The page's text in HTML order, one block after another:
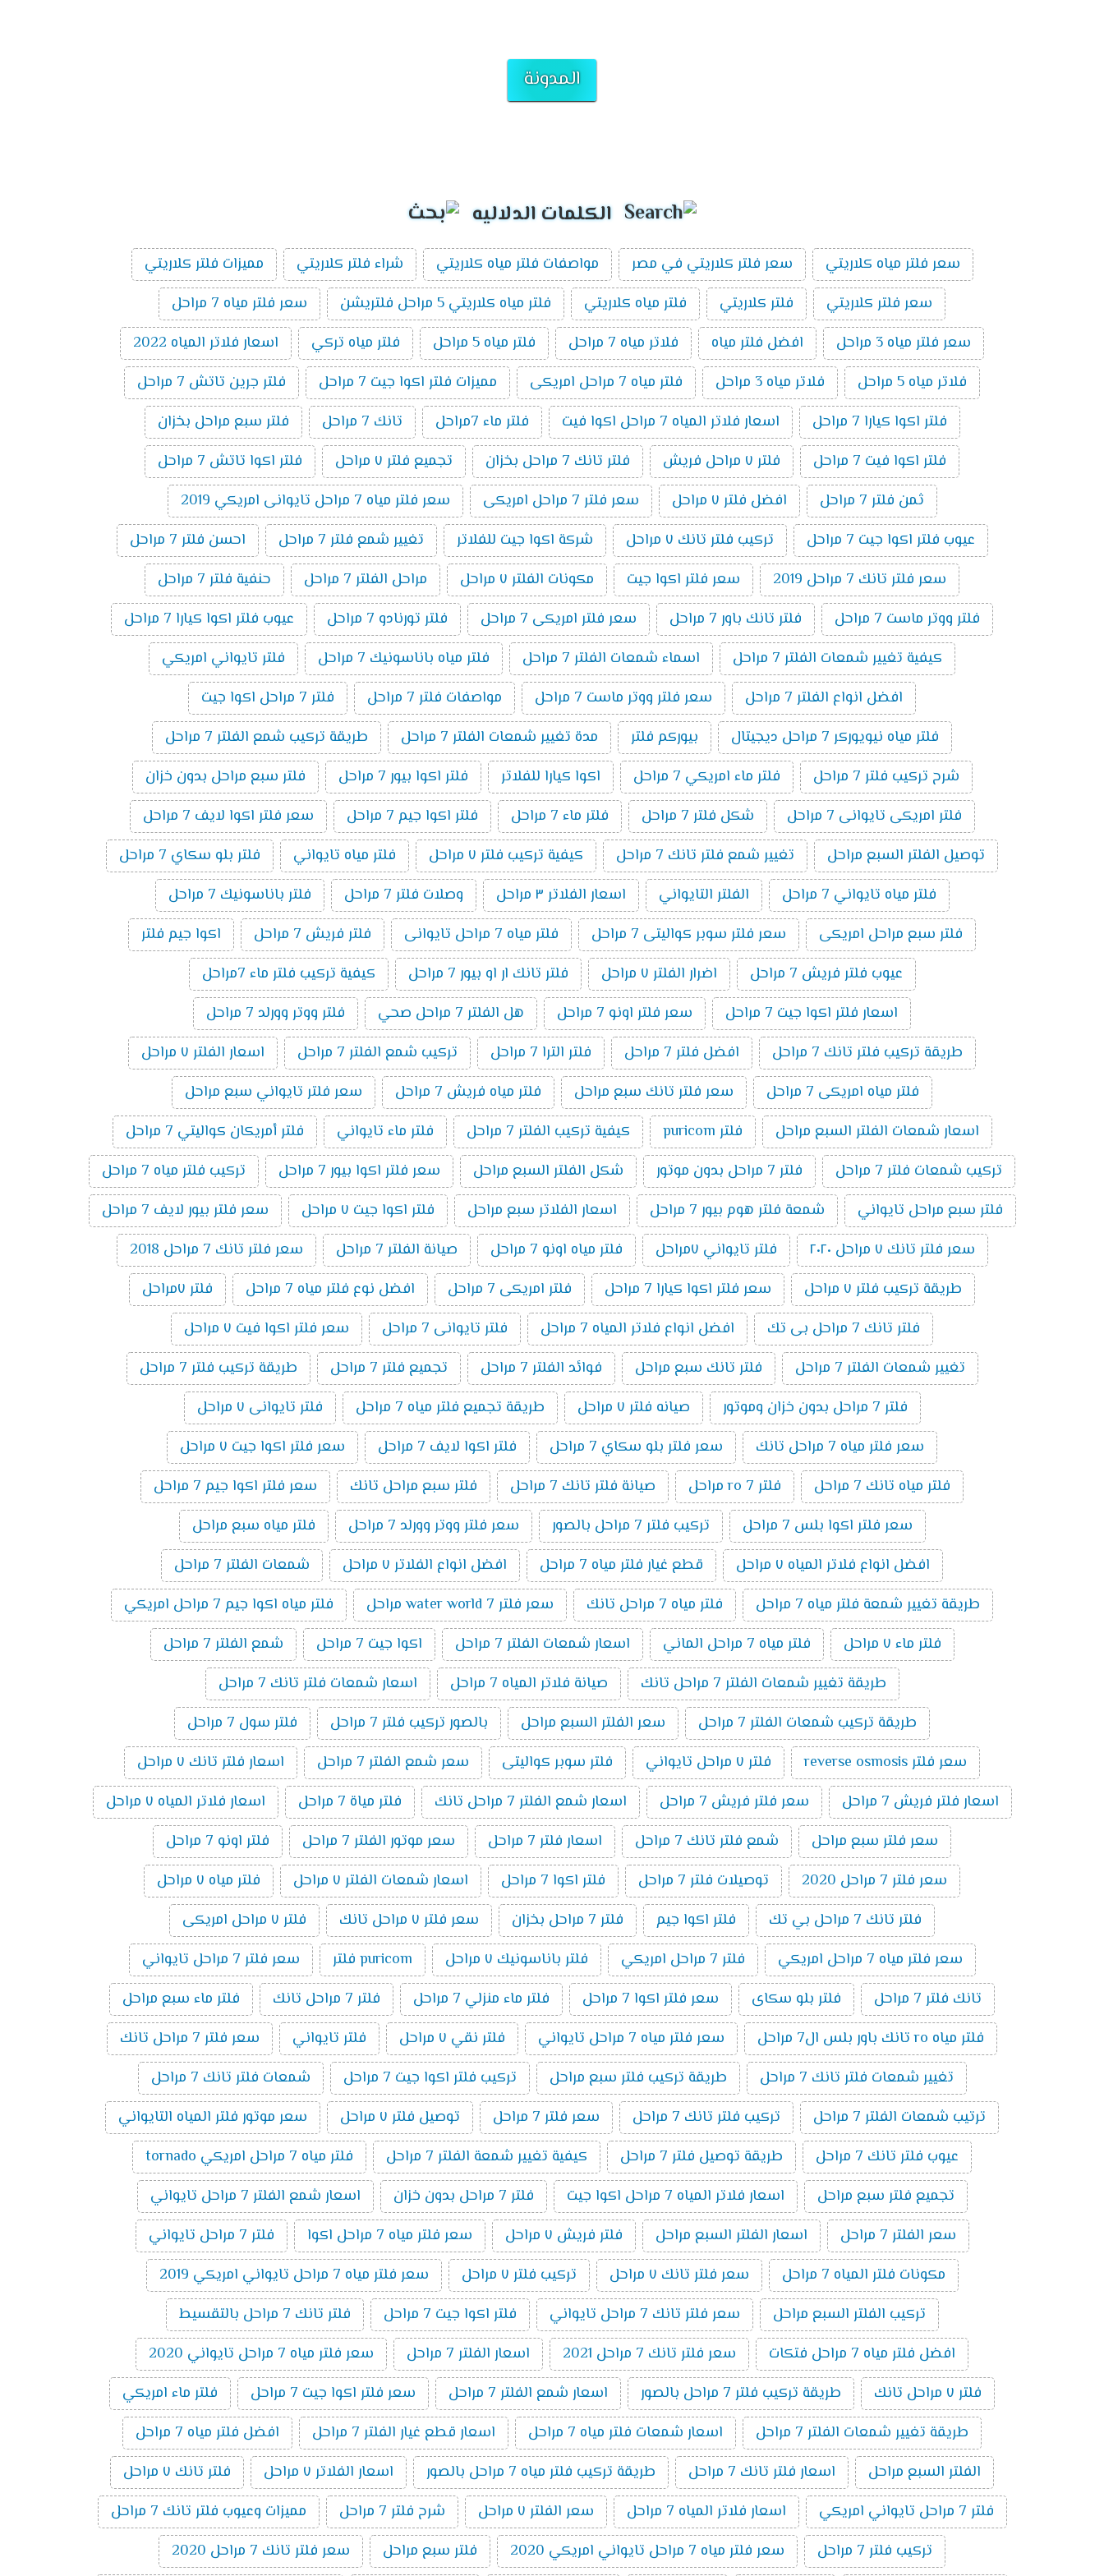
المدونة
الكلمات الدلاليه
سعر فلتر مياه كلاريتي سعر فلتر كلاريتي في مصر مواصفات فلتر مياه كلاريتي شراء فلتر كلاريتي
مميزات فلتر كلاريتي
سعر فلتر كلاريتي
فلتر كلاريتي فلتر مياه كلاريتي فلتر مياه كلاريتي 5 مراحل فلتريشن
سعر فلتر مياه 7 مراحل
سعر فلتر مياه 3 مراحل
افضل فلتر مياه فلاتر مياه 7 مراحل فلتر مياه 5 مراحل فلتر مياه تركي
اسعار فلاتر المياه 2022
فلاتر مياه 5 مراحل
فلاتر مياه 3 مراحل فلتر مياه 7 مراحل امريكى مميزات فلتر اكوا جيت 7 مراحل
فلتر جرين تاتش 7 مراحل
فلتر اكوا كيارا 7 مراحل
اسعار فلاتر المياه 7 مراحل اكوا فيت فلتر ماء 7مراحل تانك 7 مراحل
فلتر سبع مراحل بخزان
فلتر اكوا فيت 7 مراحل
فلتر ٧ مراحل فريش فلتر تانك 7 مراحل بخزان تجميع فلتر ٧ مراحل
فلتر اكوا تاتش 7 مراحل
ثمن فلتر 7 مراحل
افضل فلتر ٧ مراحل سعر فلتر 7 مراحل امريكى
سعر فلتر مياه 7 مراحل تايوانى امريكي 2019
عيوب فلتر اكوا جيت 7 مراحل
تركيب فلتر تانك ٧ مراحل شركة اكوا جيت للفلاتر تغيير شمع فلتر 7 مراحل
احسن فلتر 7 مراحل
سعر فلتر تانك 7 مراحل 2019
سعر فلتر اكوا جيت مكونات الفلتر ٧ مراحل مراحل الفلتر 7 مراحل
حنفية فلتر 7 مراحل
فلتر ووتر ماست 7 مراحل
فلتر تانك باور 7 مراحل سعر فلتر امريكى 7 مراحل فلتر تورنادو 7 مراحل
عيوب فلتر اكوا كيارا 7 مراحل
كيفية تغيير شمعات الفلتر 7 مراحل
اسماء شمعات الفلتر 7 مراحل فلتر مياه باناسونيك 7 مراحل
فلتر تايواني امريكي
افضل انواع الفلتر 7 مراحل
سعر فلتر ووتر ماست 7 مراحل مواصفات فلتر 7 مراحل
فلتر 7 مراحل اكوا جيت
فلتر مياه نيويوركر 7 مراحل ديجيتال
بيوركم فلتر مدة تغيير شمعات الفلتر 7 مراحل
طريقة تركيب شمع الفلتر 7 مراحل
شرح تركيب فلتر 7 مراحل
فلتر ماء امريكي 7 مراحل اكوا كيارا للفلاتر فلتر اكوا بيور 7 مراحل
فلتر سبع مراحل بدون خزان
فلتر امريكى تايوانى 7 مراحل
شكل فلتر 7 مراحل فلتر ماء 7 مراحل فلتر اكوا جيم 7 مراحل
سعر فلتر اكوا لايف 7 مراحل
توصيل الفلتر السبع مراحل
تغيير شمع فلتر تانك 7 مراحل كيفية تركيب فلتر ٧ مراحل فلتر مياه تايواني
فلتر بلو سكاي 7 مراحل
فلتر مياه تايواني 7 مراحل
الفلتر التايواني اسعار الفلاتر ٣ مراحل وصلات فلتر 7 مراحل
فلتر باناسونيك 7 مراحل
فلتر سبع مراحل امريكى
سعر فلتر سوبر كواليتى 7 مراحل فلتر مياه 7 مراحل تايوانى فلتر فريش 7 مراحل
اكوا جيم فلتر
عيوب فلتر فريش 7 مراحل
اضرار الفلتر ٧ مراحل فلتر تانك ار او بيور 7 مراحل
كيفية تركيب فلتر ماء 7مراحل
اسعار فلتر اكوا جيت 7 مراحل
سعر فلتر اونو 7 مراحل هل الفلتر 7 مراحل صحي
فلتر ووتر وورلد 7 مراحل
طريقة تركيب فلتر تانك 7 مراحل
افضل فلتر 7 مراحل فلتر الترا 7 مراحل تركيب شمع الفلتر 7 مراحل
اسعار الفلتر ٧ مراحل
فلتر مياه امريكى 7 مراحل
سعر فلتر تانك سبع مراحل فلتر مياه فريش 7 مراحل
سعر فلتر تايواني سبع مراحل
اسعار شمعات الفلتر السبع مراحل
فلتر puricom كيفية تركيب الفلتر 7 مراحل فلتر ماء تايواني
فلتر أمريكان كواليتي 7 مراحل
تركيب شمعات فلتر 7 مراحل
فلتر 7 مراحل بدون موتور شكل الفلتر السبع مراحل سعر فلتر اكوا بيور 7 مراحل
تركيب فلتر مياه 7 مراحل
فلتر سبع مراحل تايواني
شمعة فلتر هوم بيور 7 مراحل اسعار الفلاتر سبع مراحل فلتر اكوا جيت ٧ مراحل
سعر فلتر بيور لايف 7 مراحل
سعر فلتر تانك ٧ مراحل ٢٠٢٠
فلتر تايواني ٧مراحل فلتر مياه اونو 7 مراحل صيانة الفلتر 7 مراحل
سعر فلتر تانك 7 مراحل 2018
طريقة تركيب فلتر ٧ مراحل
سعر فلتر اكوا كيارا 7 مراحل فلتر امريكى 7 مراحل افضل نوع فلتر مياه 7 مراحل
فلتر ٧مراحل
فلتر تانك 7 مراحل بى تك
افضل انواع فلاتر المياه 7 مراحل فلتر تايوانى 7 مراحل
سعر فلتر اكوا فيت ٧ مراحل
تغيير شمعات الفلتر 7 مراحل
فلتر تانك سبع مراحل فوائد الفلتر 7 مراحل تجميع فلتر 7 مراحل
طريقة تركيب فلتر 7 مراحل
فلتر 7 مراحل بدون خزان وموتور
صيانه فلتر ٧ مراحل طريقة تجميع فلتر مياه 7 مراحل
فلتر تايوانى ٧ مراحل
سعر فلتر مياه 7 مراحل تانك
سعر فلتر بلو سكاي 7 مراحل فلتر اكوا لايف 7 مراحل
سعر فلتر اكوا جيت ٧ مراحل
فلتر مياه تانك 7 مراحل
فلتر ro 7 مراحل صيانة فلتر تانك 7 مراحل فلتر سبع مراحل تانك
سعر فلتر اكوا جيم 7 مراحل
سعر فلتر اكوا بلس 7 مراحل
تركيب فلتر 7 مراحل بالصور سعر فلتر ووتر وورلد 7 مراحل
فلتر مياه سبع مراحل
افضل انواع فلاتر المياه ٧ مراحل
قطع غيار فلتر مياه 7 مراحل افضل انواع الفلاتر ٧ مراحل
شمعات الفلتر 7 مراحل
طريقة تغيير شمعة فلتر مياه 7 مراحل
فلتر مياه 7 مراحل تانك سعر فلتر water world 7 مراحل
فلتر مياه اكوا جيم 7 مراحل امريكي
فلتر ماء ٧ مراحل
فلتر مياه 7 مراحل الماني اسعار شمعات الفلتر 7 مراحل اكوا جيت 7 مراحل
شمع الفلتر 7 مراحل
طريقة تغيير شمعات الفلتر 7 مراحل تانك
صيانة فلاتر المياه 7 مراحل
اسعار شمعات فلتر تانك 7 مراحل
طريقة تركيب شمعات الفلتر 7 مراحل
سعر الفلتر السبع مراحل بالصور تركيب فلتر 7 مراحل
فلتر سول 7 مراحل
سعر فلتر reverse osmosis
فلتر ٧ مراحل تايواني فلتر سوبر كواليتى سعر شمع الفلتر 7 مراحل
اسعار فلتر تانك ٧ مراحل
اسعار فلتر فريش 7 مراحل
سعر فلتر فريش 7 مراحل اسعار شمع الفلتر 7 مراحل تانك فلتر مياة 7 مراحل
اسعار فلاتر المياه ٧ مراحل
سعر فلتر سبع مراحل
شمع فلتر تانك 7 مراحل اسعار فلتر 7 مراحل سعر موتور الفلتر 7 مراحل
فلتر اونو 7 مراحل
سعر فلتر 7 مراحل 2020
توصيلات فلتر 7 مراحل فلتر اكوا 7 مراحل اسعار شمعات الفلتر ٧ مراحل
فلتر مياه ٧ مراحل
فلتر تانك 7 مراحل بي تك
فلتر اكوا جيم فلتر 7 مراحل بخزان سعر فلتر ٧ مراحل تانك
فلتر ٧ مراحل امريكى
سعر فلتر مياه 7 مراحل امريكي
فلتر 7 مراحل امريكي فلتر باناسونيك ٧ مراحل puricom فلتر
سعر فلتر 7 مراحل تايواني
تانك فلتر 7 مراحل
فلتر بلو سكاى سعر فلتر اكوا 7 مراحل فلتر ماء منزلي 7 مراحل فلتر 7 مراحل تانك
فلتر ماء سبع مراحل
فلتر مياه ro تانك باور بلس ال7 مراحل
سعر فلتر مياه 7 مراحل تايواني فلتر نقي ٧ مراحل فلتر تايواني
سعر فلتر 7 مراحل تانك
تغيير شمعات فلتر تانك 7 مراحل
طريقة تركيب فلتر سبع مراحل تركيب فلتر اكوا جيت 7 مراحل
شمعات فلتر تانك 7 مراحل
ترتيب شمعات الفلتر 7 مراحل
تركيب فلتر تانك 7 مراحل سعر فلتر 7 مراحل توصيل فلتر ٧ مراحل
سعر موتور فلتر المياه التايواني
عيوب فلتر تانك 7 مراحل
طريقة توصيل فلتر 7 مراحل كيفية تغيير شمعة الفلتر 7 مراحل
فلتر مياه 7 مراحل امريكي tornado
تجميع فلتر سبع مراحل
اسعار فلاتر المياه 7 مراحل اكوا جيت فلتر 7 مراحل بدون خزان
اسعار شمع الفلتر 7 مراحل تايواني
سعر الفلتر 7 مراحل
اسعار الفلتر السبع مراحل فلتر فريش ٧ مراحل سعر فلتر مياه 7 مراحل اكوا
فلتر 7 مراحل تايواني
مكونات فلتر المياه 7 مراحل
سعر فلتر تانك ٧ مراحل تركيب فلتر ٧ مراحل
سعر فلتر مياه 7 مراحل تايواني امريكي 2019
تركيب الفلتر السبع مراحل
سعر فلتر تانك 7 مراحل تايواني فلتر اكوا جيت 7 مراحل
فلتر تانك 7 مراحل بالتقسيط
افضل فلتر مياه 7 مراحل فتكات
سعر فلتر تانك 7 مراحل 2021 اسعار الفلتر 7 مراحل
سعر فلتر مياه 7 مراحل تايواني 2020
فلتر ٧ مراحل تانك
طريقة تركيب فلتر 7 مراحل بالصور اسعار شمع الفلتر 7 مراحل سعر فلتر اكوا جيت 7 مراحل
فلتر ماء امريكي
طريقة تغيير شمعات الفلتر 7 مراحل
اسعار شمعات فلتر مياه 7 مراحل اسعار قطع غيار الفلتر 7 مراحل
افضل فلتر مياه 7 مراحل
الفلتر السبع مراحل
اسعار فلتر تانك 7 مراحل طريقة تركيب فلتر مياه 7 مراحل بالصور اسعار الفلاتر ٧ مراحل
فلتر تانك ٧ مراحل
فلتر 7 مراحل تايواني امريكي
اسعار فلاتر المياه 7 مراحل سعر الفلتر ٧ مراحل شرح فلتر 7 مراحل
مميزات وعيوب فلتر تانك 7 مراحل
تركيب فلتر 7 مراحل
سعر فلتر مياه 7 مراحل تايواني امريكي 2020 فلتر سبع مراحل سعر فلتر تانك 7 مراحل 2020